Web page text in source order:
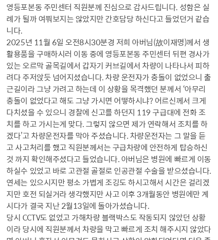
영등포본동 주민센터 직원분께 진심으로 감사드립니다. 성함은 실
례가 될까 여쭤보지는 않았지만 간호담당 하신다고 들었던거 같습
니다.
2025년 11월 6일 오전8시30분경 저희 아버님(故이재명)께서 생
활용품을 구매하시러 이동 중에 영등포본동 주민센터 뒤편 경사가
있는 오르막 골목길에서 갑자기 커브길에서 차량이 나타나서 피하
려다 주저앉듯 넘어지셨습니다. 차량 운전자가 충돌이 없었으니 출
근길이라 그냥 가려고 하는데 이 상황을 목격했던 분께서 ‘아무리
충돌이 없었다고 해도 그냥 가시면 어떻하시냐? 어르신께서 크게
다치셨을 수 있으니 경찰에 신고를 하던지 119 구급대에 전화 조
치를 하고 가시는게 맞다. 그렇지 않으면 제가 연락해서 조치를 하
겠다’고 차량운전자를 막아 주셨습니다. 차량운전자는 그 말을 듣
고 사고처리를 했고 직원분께서는 구급차량에 안전하게 탑승하신
것 까지 확인해주셨다고 들었습니다. 아버님은 병원에 빠르게 이동
하실수 있었고 바로 고관절 골절로 인공관절 수술을 받으셨습니다.
연세는 있으시지만 평소 가볍게 조깅도 하시고해서 시간은 걸리겠
지만 호전 되실거라 생각했지만 사고 이후 3개월동안 병원에만 계
시다가 결국 지난 2월13일에 돌아가셨습니다.
당시 CCTV도 없었고 가해차량 블랙박스도 작동되지 않았던 상황
이라 당시에 직원분께서 차량을 막고 빠르게 조치 해주시지 않았다